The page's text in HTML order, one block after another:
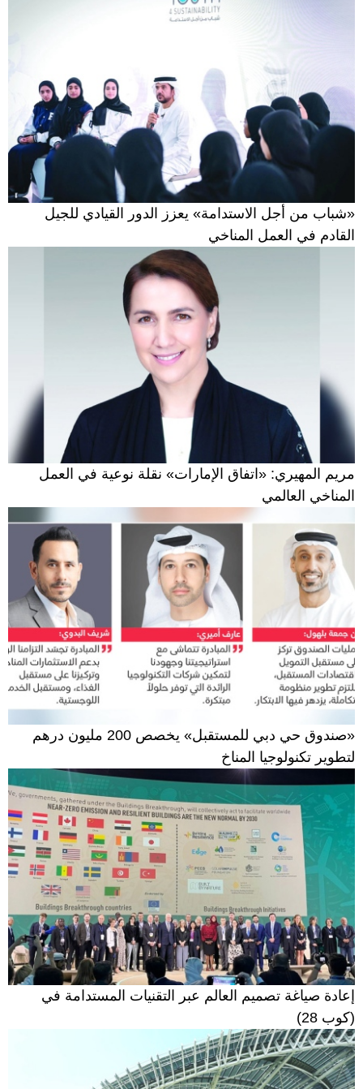
«شباب من أجل الاستدامة» يعزز الدور القيادي للجيل
القادم في العمل المناخي
مريم المهيري: «اتفاق الإمارات» نقلة نوعية في العمل
المناخي العالمي
«صندوق حي دبي للمستقبل» يخصص 200 مليون درهم
لتطوير تكنولوجيا المناخ
إعادة صياغة تصميم العالم عبر التقنيات المستدامة في
(كوب 28)